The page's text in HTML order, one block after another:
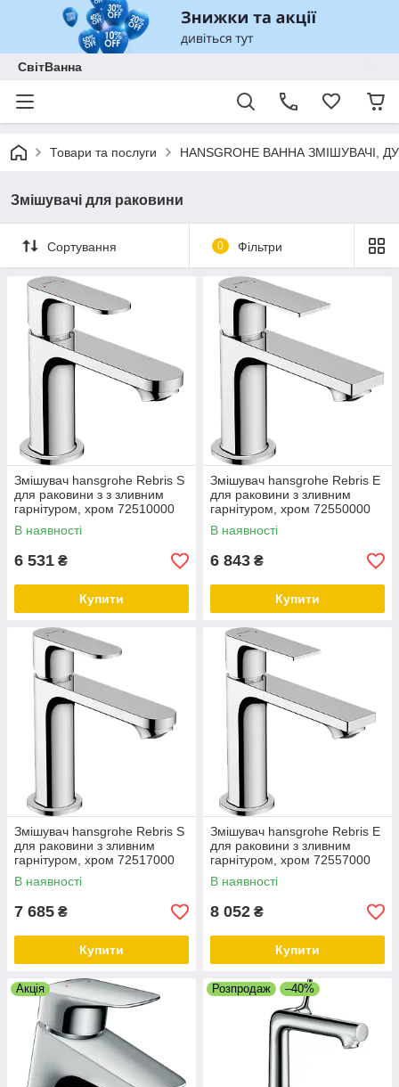
СвітВанна
Товари та послуги HANSGROHE ВАННА ЗМІШУВАЧІ,
Змішувачі для раковини
Сортування 0 Фільтри
Змішувач hansgrohe Rebris S
для раковини з з зливним
гарнітуром, хром 72510000
В наявності
6 531 ₴
Купити
Змішувач hansgrohe Rebris E
для раковини з зливним
гарнітуром, хром 72550000
В наявності
6 843 ₴
Купити
Змішувач hansgrohe Rebris S
для раковини з зливним
гарнітуром, хром 72517000
В наявності
7 685 ₴
Купити
Змішувач hansgrohe Rebris E
для раковини з зливним
гарнітуром, хром 72557000
В наявності
8 052 ₴
Купити
Акція Розпродаж –40%